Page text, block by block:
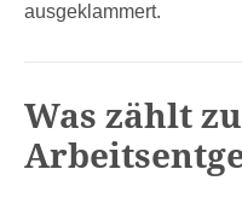
ausgeklammert.
Was zählt